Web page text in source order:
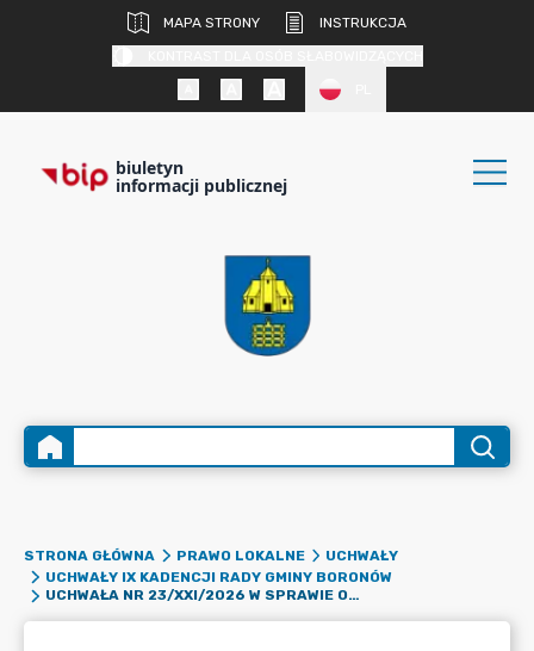
MAPA STRONY
INSTRUKCJA
biuletyn
informacji publicznej
STRONA GŁÓWNA PRAWO LOKALNE
UCHWAŁY
UCHWAŁY IX KADENCJI RADY GMINY BORONÓW
UCHWAŁA NR 23/XXI/2026 W SPRAWIE OKREŚLENIA WYSOKOŚCI ORAZ SZCZEGÓŁOWYCH WARUNKÓW I TRYBU PRZYZNAWANIA I ZWROTU ZASIŁKU CELOWEGO NA EKONOMICZNE USAMODZIELNIENIE